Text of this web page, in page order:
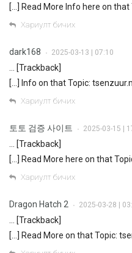
[…] Read More Info here on
Хариулт бичих
dark168 • 2025-03-13 | 07:10
… [Trackback]
[…] Info on that Topic:
Хариулт бичих
토토 검증 사이트 • 2025-03-15 |
… [Trackback]
[…] Read More here on that
Хариулт бичих
Dragon Hatch 2 • 2025-03-28 |
… [Trackback]
[…] Read More on that Topic: